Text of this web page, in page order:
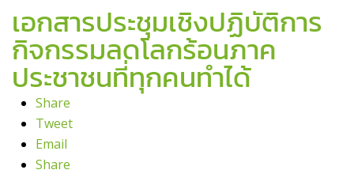
เอกสารประชุมเชิงปฏิบัติการ
กิจกรรมลดโลกร้อนภาค
ประชาชนที่ทุกคนทำได้
Share
Tweet
Email
Share